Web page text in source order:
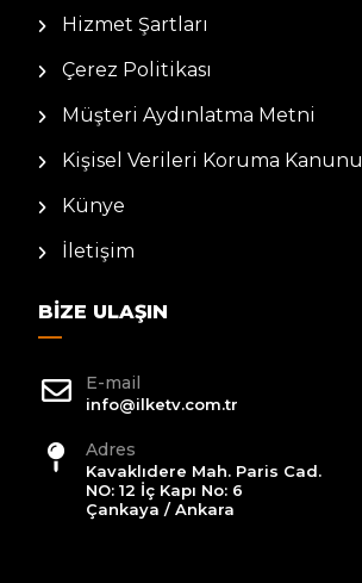
Hizmet Şartları
Çerez Politikası
Müşteri Aydınlatma Metni
Kişisel Verileri Koruma Kanunu
Künye
İletişim
BIZE ULAŞIN
E-mail
info@ilketv.com.tr
Adres
Kavaklıdere Mah. Paris Cad.
NO: 12 İç Kapı No: 6
Çankaya / Ankara